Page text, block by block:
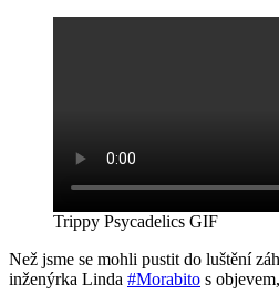
Trippy Psycadelics GIF
Než jsme se mohli pustit do luštění
inženýrka Linda #Morabito s